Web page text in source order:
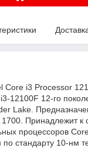
Core i3 Processor
12100F 12-го
Lake.
Принадлежит к
процессоров
по стандарту 10-нм